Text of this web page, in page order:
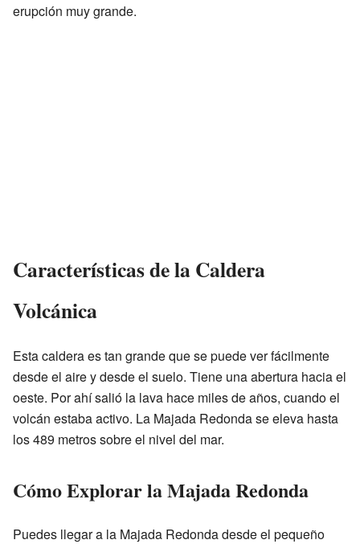
erupción muy grande.
Características de la Caldera
Volcánica
Esta caldera es tan grande que se puede ver fácilmente
desde el aire y desde el suelo. Tiene una abertura hacia el
oeste. Por ahí salió la lava hace miles de años, cuando el
volcán estaba activo. La Majada Redonda se eleva hasta
los 489 metros sobre el nivel del mar.
Cómo Explorar la Majada Redonda
Puedes llegar a la Majada Redonda desde el pequeño